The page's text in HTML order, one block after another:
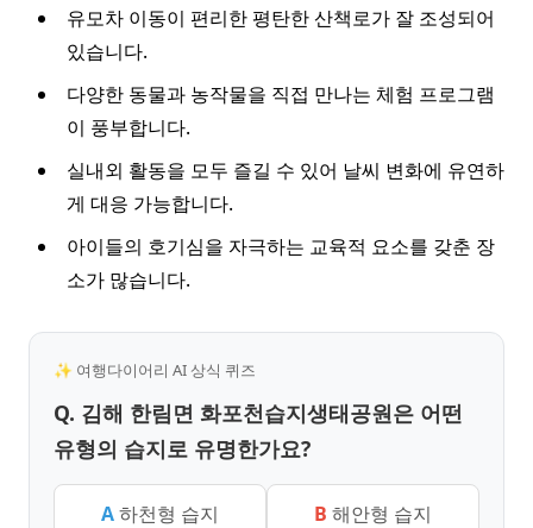
유모차 이동이 편리한 평탄한 산책로가 잘 조성되어
있습니다.
다양한 동물과 농작물을 직접 만나는 체험 프로그램
이 풍부합니다.
실내외 활동을 모두 즐길 수 있어 날씨 변화에 유연하
게 대응 가능합니다.
아이들의 호기심을 자극하는 교육적 요소를 갖춘 장
소가 많습니다.
✨ 여행다이어리 AI 상식 퀴즈
Q. 김해 한림면 화포천습지생태공원은 어떤
유형의 습지로 유명한가요?
A하천형 습지 B 해안형 습지